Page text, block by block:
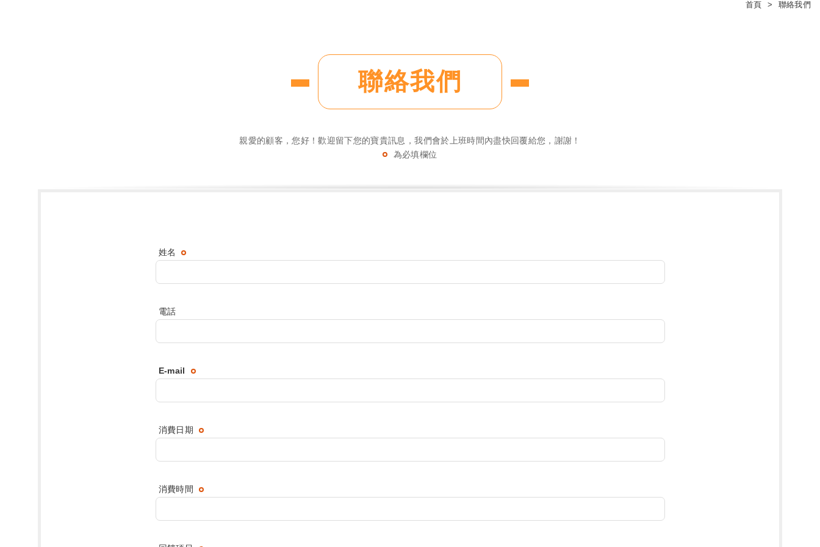
首頁 聯絡我們
聯絡我們
親愛的顧客，您好！歡迎留下您的寶貴訊息，我們會於上班時間內盡快回覆給您，謝謝！
為必填欄位
姓名
電話
E-mail
消費日期
消費時間